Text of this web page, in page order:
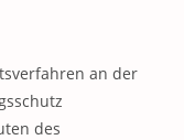
an der
des